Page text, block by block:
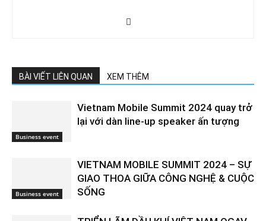
BÀI VIẾT LIÊN QUAN XEM THÊM
Business event
Vietnam Mobile Summit 2024 quay trở
lại với dàn line-up speaker ấn tượng
Business event
VIETNAM MOBILE SUMMIT 2024 – SỰ
GIAO THOA GIỮA CÔNG NGHỆ & CUỘC
SỐNG